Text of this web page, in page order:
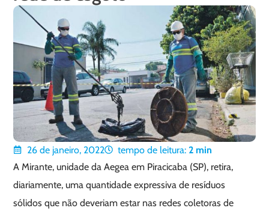
26 de janeiro, 2022 tempo de leitura: 2 min
A Mirante, unidade da Aegea em Piracicaba (SP), retira,
diariamente, uma quantidade expressiva de resíduos
sólidos que não deveriam estar nas redes coletoras de